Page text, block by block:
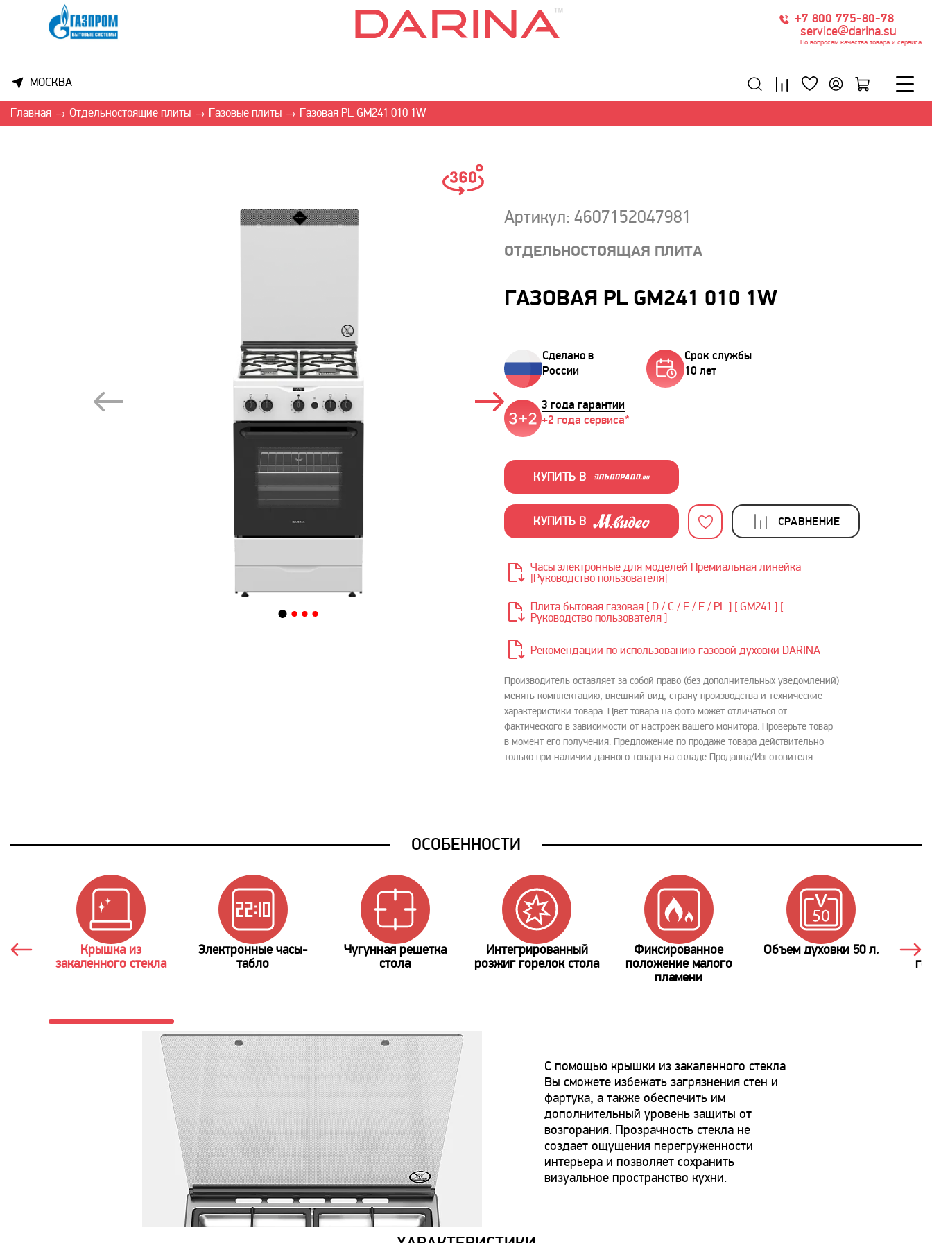
+7 800 775-80-78
service@darina.su
По вопросам качества товара и сервиса
МОСКВА
Главная → Отдельностоящие плиты → Газовые плиты → Газовая PL GM241 010 1W
Артикул: 4607152047981
ОТДЕЛЬНОСТОЯЩАЯ ПЛИТА
ГАЗОВАЯ PL GM241 010 1W
Сделано в
России
Срок службы
10 лет
3 года гарантии
+2 года сервиса*
КУПИТЬ В
КУПИТЬ В СРАВНЕНИЕ
Производитель оставляет за собой право (без дополнительных уведомлений)
менять комплектацию, внешний вид, страну производства и технические
характеристики товара. Цвет товара на фото может отличаться от
фактического в зависимости от настроек вашего монитора. Проверьте товар
в момент его получения. Предложение по продаже товара действительно
только при наличии данного товара на складе Продавца/Изготовителя.
Часы электронные для моделей Премиальная линейка
[Руководство пользователя]
Плита бытовая газовая [ D / C / F / E / PL ] [ GM241 ] [
Руководство пользователя ]
Рекомендации по использованию газовой духовки DARINA
ОСОБЕННОСТИ
Крышка из
закаленного стекла
Электронные часы-
табло
Чугунная решетка
стола
Интегрированный
розжиг горелок стола
Фиксированное
положение малого
пламени
Объем духовки 50 л.
С помощью крышки из закаленного стекла
Вы сможете избежать загрязнения стен и
фартука, а также обеспечить им
дополнительный уровень защиты от
возгорания. Прозрачность стекла не
создает ощущения перегруженности
интерьера и позволяет сохранить
визуальное пространство кухни.